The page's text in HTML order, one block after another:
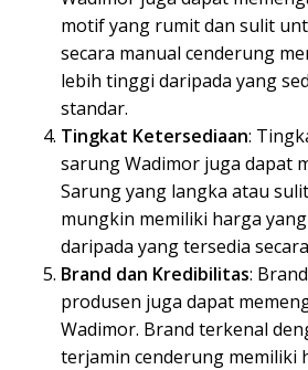
motif yang rumit dan sulit
secara manual cenderung
lebih tinggi daripada yang
standar.
Tingkat Ketersediaan:
sarung Wadimor juga dapat
Sarung yang langka atau
mungkin memiliki harga
daripada yang tersedia
Brand dan Kredibilitas:
produsen juga dapat
Wadimor. Brand terkenal
terjamin cenderung memiliki